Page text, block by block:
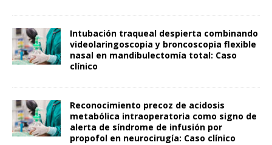
Intubación traqueal despierta combinando
videolaringoscopia y broncoscopia flexible
nasal en mandibulectomía total: Caso
clínico
Reconocimiento precoz de acidosis
metabólica intraoperatoria como signo de
alerta de síndrome de infusión por
propofol en neurocirugía: Caso clínico